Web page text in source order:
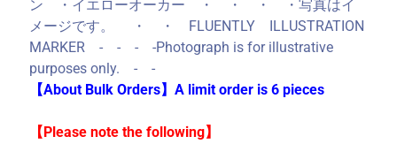
t
i
o
n
ン ・イエローオーカー ・ ・ ・ ・写真はイ
メージです。 ・ ・ FLUENTLY ILLUSTRATION
MARKER - - - -Photograph is for illustrative
purposes only. - -
【About Bulk Orders】A limit order is 6 pieces
【Please note the following】